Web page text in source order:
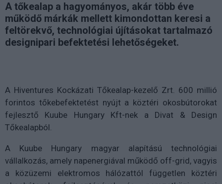
A tőkealap a hagyományos, akár több éve
működő márkák mellett kimondottan keresi a
feltörekvő, technológiai újításokat tartalmazó
designipari befektetési lehetőségeket.
A Hiventures Kockázati Tőkealap-kezelő Zrt. 600 millió
forintos tőkebefektetést nyújt a köztéri okosbútorokat
fejlesztő Kuube Hungary Kft-nek a Divat & Design
Tőkealapból.
A Kuube Hungary magyar alapítású technológiai
vállalkozás, amely napenergiával működő off-grid, vagyis
a közüzemi elektromos hálózattól független köztéri